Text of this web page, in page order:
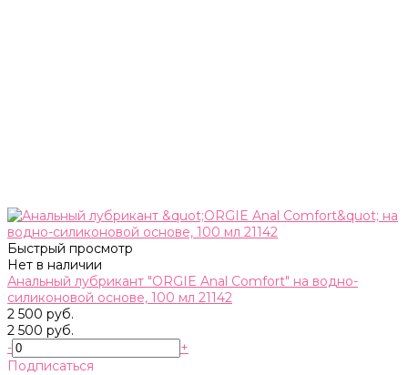
Быстрый просмотр
Нет в наличии
Анальный лубрикант "ORGIE Anal Comfort" на водно-
силиконовой основе, 100 мл 21142
2 500 руб.
2 500 руб.
-
+
Подписаться